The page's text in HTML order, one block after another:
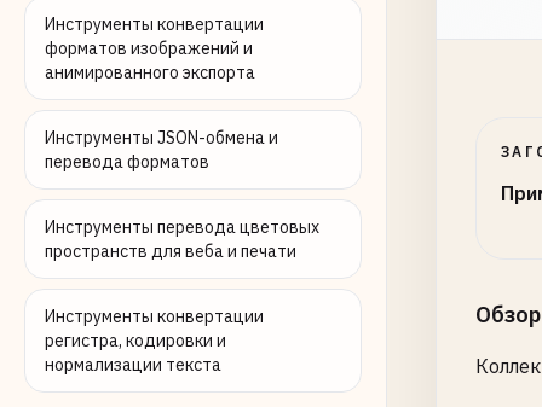
Инструменты конвертации
форматов изображений и
анимированного экспорта
Инструменты JSON-обмена и
перевода форматов
Инструменты перевода цветовых
пространств для веба и печати
Инструменты конвертации
регистра, кодировки и
нормализации текста
#
Обзор